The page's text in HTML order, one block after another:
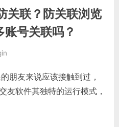
关联？防关联浏览
号关联吗？
朋友来说应该接触到过，
友软件其独特的运行模式，